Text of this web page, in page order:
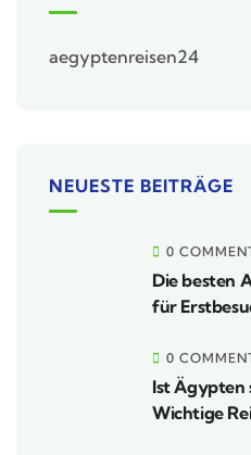
aegyptenreisen24
NEUESTE BEITRÄGE
0
Die besten
für
0
Ist Ägypten
Wichtige